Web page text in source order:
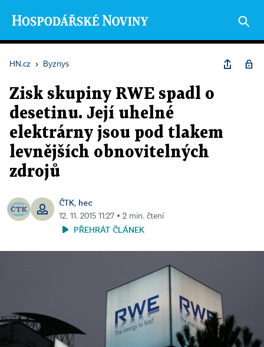
HN.cz › Byznys
Zisk skupiny RWE spadl o
desetinu. Její uhelné
elektrárny jsou pod tlakem
levnějších obnovitelných
zdrojů
ČTK, hec
12. 11. 2015 11:27 ▪ 2 min. čtení
PŘEHRÁT ČLÁNEK